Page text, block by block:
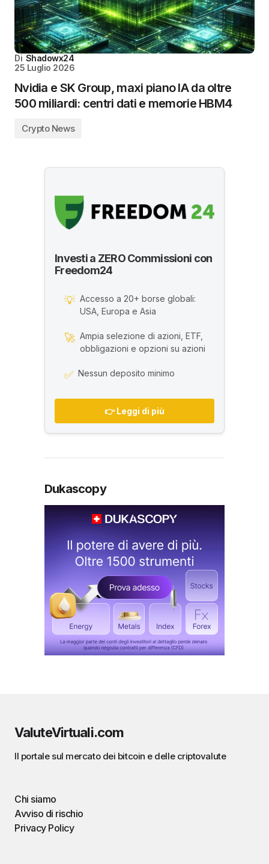
Di Shadowx24
25 Luglio 2026
Nvidia e SK Group, maxi piano IA da oltre
500 miliardi: centri dati e memorie HBM4
Crypto News
Investi a ZERO Commissioni con
Freedom24
💡 Accesso a 20+ borse globali:
USA, Europa e Asia
🚀 Ampia selezione di azioni, ETF,
obbligazioni e opzioni su azioni
✅ Nessun deposito minimo
👉 Leggi di più
Dukascopy
ValuteVirtuali.com
Il portale sul mercato dei bitcoin e delle criptovalute
Chi siamo
Avviso di rischio
Privacy Policy